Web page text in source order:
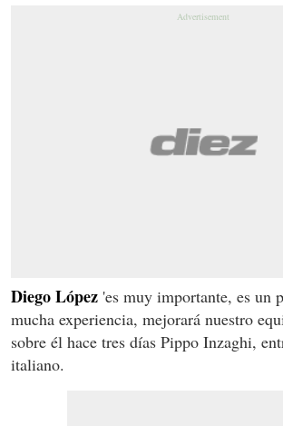
Diego López 'es muy importante, es un
mucha experiencia, mejorará nuestro
sobre él hace tres días Pippo Inzaghi,
italiano.